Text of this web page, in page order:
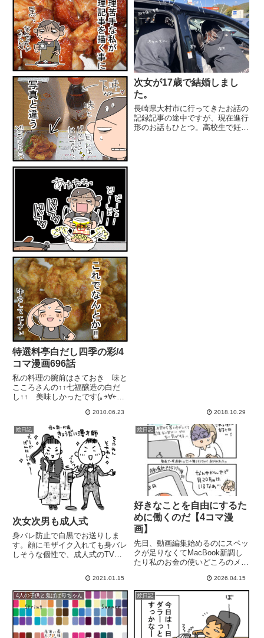
特選料亭白だし四季の彩/4
コマ漫画696話
私の料理の腕前はさておき 味と
こころさんの↑↑七福醸造の白だ
し↑↑ 美味しかったです(｡￫∀￩｡)
本で唯一のJAS有機認定工場で作
られてる)三度カビ付けした高品
質の鰹節本枯れ節、昆布、椎茸を
じっくり煮だした「だ...
2010.06.23
次女が17歳で結婚しまし
た。
長崎県大村市に行ってきたお話の
記録記事の途中ですが、現在進行
形のお話もひとつ。高校生で妊娠
2018.10.29
絵日記
次女次男も成人式
身バレ防止で白黒でお送りしま
す。顔にモザイク入れても身バレ
しそうな個性で、成人式のTVニ
人と違う事をしないようにと無難
な格好を選んでばかりいた私は、
自分の好きなものをちゃんと選ん
だりワクワクするものを見つけ
ら...
2021.01.15
絵日記
好きなことを自由にするた
めに働くのだ【4コマ漫
画】
先日、動画編集始めるのにスペッ
クが足りなくてMacBook新調し
たり私のお金の使いどころのメイ
い😅しばらくは、パートで社会
保険にも加入させてもらえること
になったので、生活費のベースは
そこで確保できそうです。と...
2026.04.15
4人の子供と鬼ばば母ちゃん 絵日記